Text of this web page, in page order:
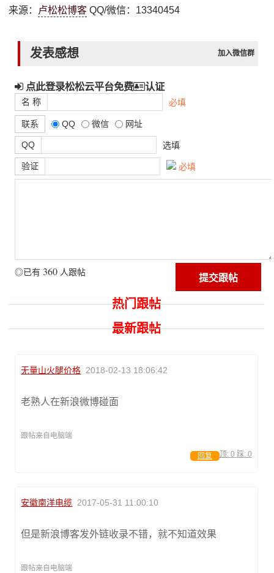
来源： 卢松松博客 QQ/微信：13340454
发表感想 加入微信群
点此登录松松云平台免费 认证
名 称 必填
联系 QQ 微信 网址
QQ 选填
验证 必填
◎已有 360 人跟帖
热门跟帖
最新跟帖
无量山火腿价格 2018-02-13 18:06:42
老熟人在新浪微博碰面
跟帖来自电脑端
顶: 0 踩: 0
回复
安徽南洋电缆 2017-05-31 11:00:10
但是新浪博客发外链收录不错，就不知道效果
跟帖来自电脑端